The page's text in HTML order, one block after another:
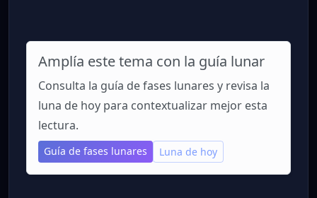
Amplía este tema con la guía lunar
Consulta la guía de fases lunares y revisa la
luna de hoy para contextualizar mejor esta
lectura.
Guía de fases lunares Luna de hoy